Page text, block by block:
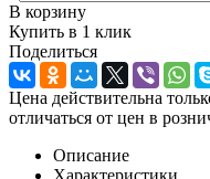
В корзину
Купить в 1 клик
Поделиться
Цена действительна
отличаться от цен в
Описание
Характеристики